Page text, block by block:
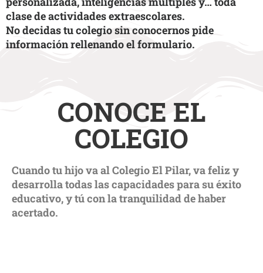
clase de actividades extraescolares.
No decidas tu colegio sin conocernos pide
información rellenando el formulario.​
CONOCE EL
COLEGIO
Cuando tu hijo va al Colegio El Pilar, va feliz y
desarrolla todas las capacidades para su éxito
educativo, y tú con la tranquilidad de haber
acertado.